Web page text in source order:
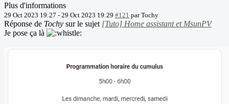
Plus d'informations
29 Oct 2023 19:27 - 29 Oct 2023 19:29 #121 parTochy
Réponse de Tochy sur le sujet [Tuto] Home assistant et MsunPV
Je pose ça là